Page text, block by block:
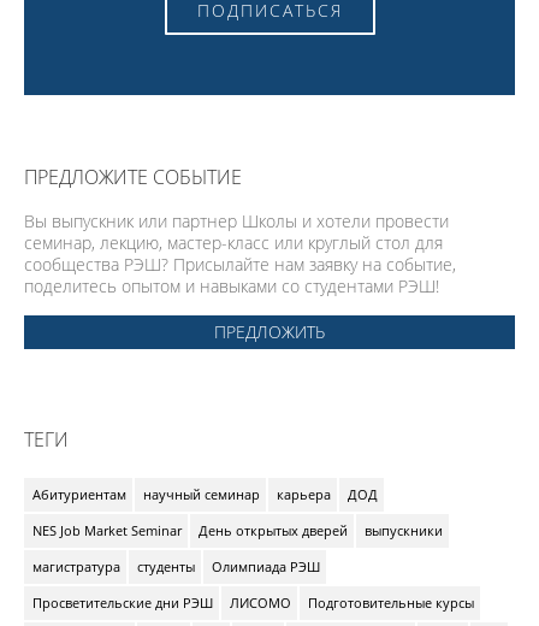
ПОДПИСАТЬСЯ
ПРЕДЛОЖИТЕ СОБЫТИЕ
Вы выпускник или партнер Школы и хотели провести
семинар, лекцию, мастер-класс или круглый стол для
сообщества РЭШ? Присылайте нам заявку на событие,
поделитесь опытом и навыками со студентами РЭШ!
ПРЕДЛОЖИТЬ
ТЕГИ
Абитуриентам научный семинар карьера
ДОД
NES Job Market Seminar
День открытых дверей
выпускники
магистратура
студенты
Олимпиада РЭШ
Просветительские дни РЭШ
ЛИСОМО
Подготовительные курсы